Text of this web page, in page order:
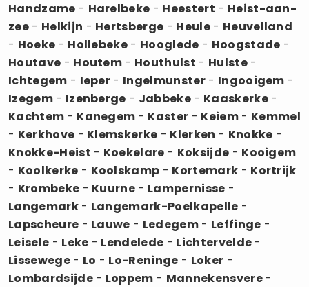
Handzame - Harelbeke - Heestert - Heist-aan-
zee- Helkijn - Hertsberge - Heule- Heuvelland
- Hoeke - Hollebeke - Hooglede - Hoogstade -
Houtave - Houtem - Houthulst - Hulste-
Ichtegem - Ieper - Ingelmunster- Ingooigem -
Izegem- Izenberge - Jabbeke - Kaaskerke-
Kachtem - Kanegem - Kaster - Keiem- Kemmel
- Kerkhove - Klemskerke - Klerken - Knokke -
Knokke-Heist - Koekelare - Koksijde - Kooigem
- Koolkerke - Koolskamp - Kortemark - Kortrijk
- Krombeke - Kuurne - Lampernisse -
Langemark- Langemark-Poelkapelle -
Lapscheure - Lauwe - Ledegem - Leffinge -
Leisele - Leke - Lendelede - Lichtervelde -
Lissewege- Lo - Lo-Reninge - Loker -
Lombardsijde- Loppem - Mannekensvere-